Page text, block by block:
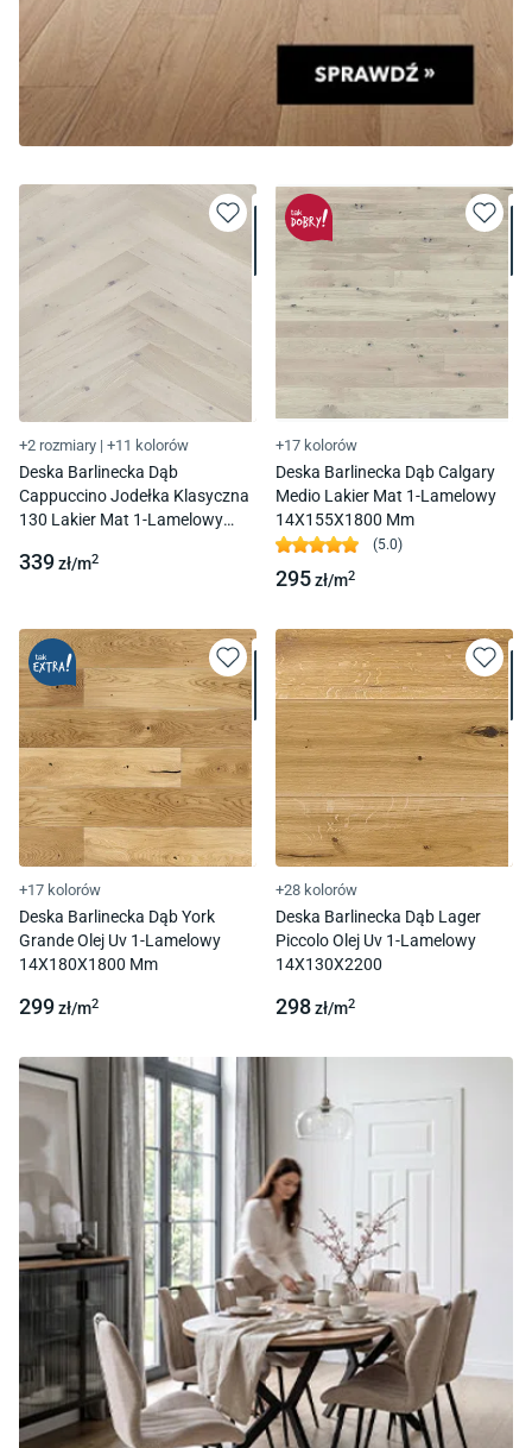
+2 rozmiary | +11 kolorów
Deska Barlinecka Dąb
Cappuccino Jodełka Klasyczna
130 Lakier Mat 1-Lamelowy
339zł/m2
+17 kolorów
Deska Barlinecka Dąb Calgary
Medio Lakier Mat 1-Lamelowy
14X155X1800 Mm
(5.0)
295zł/m2
+17 kolorów
Deska Barlinecka Dąb York
Grande Olej Uv 1-Lamelowy
14X180X1800 Mm
299zł/m2
+28 kolorów
Deska Barlinecka Dąb Lager
Piccolo Olej Uv 1-Lamelowy
14X130X2200
298zł/m2